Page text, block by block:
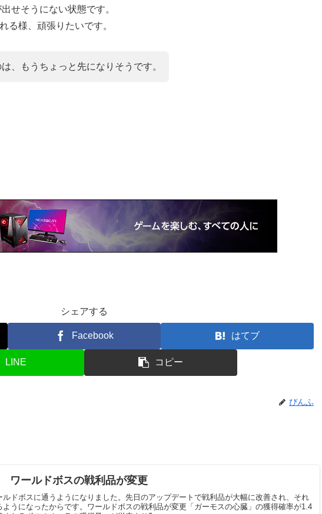
せそうにない状態です。
る様、頑張りたいです。
、もうちょっと先になりそうです。
シェアする
Facebook はてブ
LINE コピー
ぴんふ
ワールドボスの戦利品が変更
ルドボスに通うようになりました。先日のアップデートで戦利品が大幅に改善され、それ
ようになったからです。ワールドボスの戦利品が変更「ガーモスの心臓」の獲得確率が1.4